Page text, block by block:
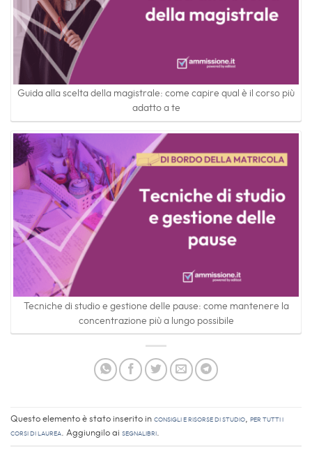
Guida alla scelta della magistrale: come capire qual è il corso più
adatto a te
Tecniche di studio e gestione delle pause: come mantenere la
concentrazione più a lungo possibile
Questo elemento è stato inserito in Consigli e Risorse di studio Per tutti i
corsi di laurea . Aggiungilo ai segnalibri